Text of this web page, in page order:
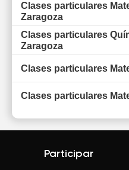
Clases particulares
Zaragoza
Clases particulares
Zaragoza
Clases particulares
Clases particulares
Participar